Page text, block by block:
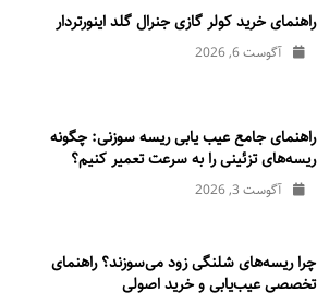
راهنمای خرید کولر گازی جنرال‌ گلد اینورتر‌دار
آگوست 6, 2026
راهنمای جامع عیب یابی ریسه سوزنی: چگونه
ریسه‌های تزئینی را به سرعت تعمیر کنیم؟
آگوست 3, 2026
چرا ریسه‌های شلنگی زود می‌سوزند؟ راهنمای
تخصصی عیب‌یابی و خرید اصولی